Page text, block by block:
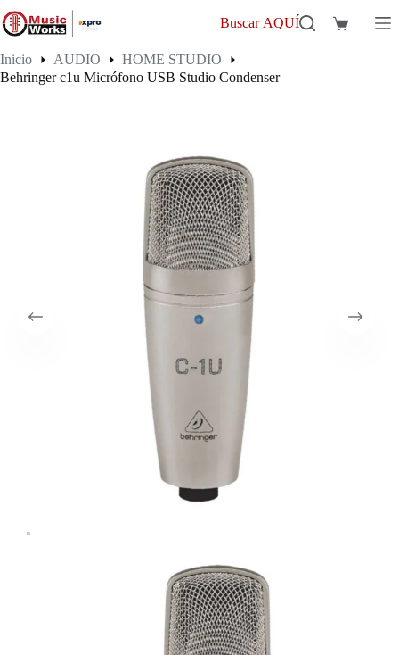
al
contenido
Buscar AQUÍ
Carro
Inicio AUDIO
HOME STUDIO
Behringer c1u Micrófono USB Studio Condenser